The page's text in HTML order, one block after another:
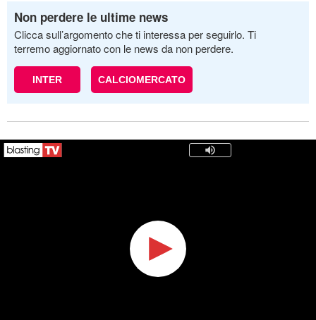
Non perdere le ultime news
Clicca sull’argomento che ti interessa per seguirlo. Ti
terremo aggiornato con le news da non perdere.
INTER CALCIOMERCATO